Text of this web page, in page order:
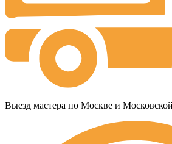
Выезд мастера по Москве и